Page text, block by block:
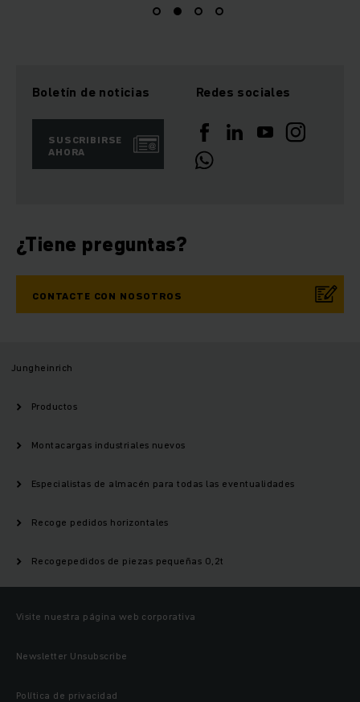
Boletín de noticias
SUSCRIBIRSE
AHORA
Redes sociales
¿Tiene preguntas?
CONTACTE CON NOSOTROS
Jungheinrich
Productos
Montacargas industriales nuevos
Especialistas de almacén para todas las eventualidades
Recoge pedidos horizontales
Recogepedidos de piezas pequeñas 0,2t
Visite nuestra página web corporativa
Newsletter Unsubscribe
Política de privacidad